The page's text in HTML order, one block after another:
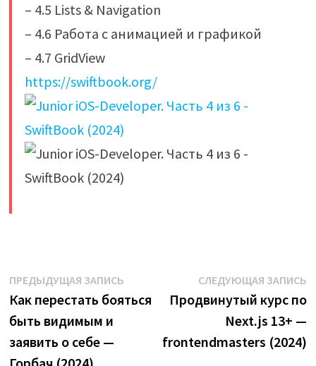
– 4.5 Lists & Navigation
– 4.6 Работа с анимацией и графикой
– 4.7 GridView
https://swiftbook.org/
Навигация
по
записям
ПРЕДЫДУЩАЯ ЗАПИСЬПредыдущая
запись:
Как перестать бояться
быть видимым и
заявить о себе —
СЛЕДУЮЩАЯ ЗАПИСЬ
Продвинутый курс по
Next.js 13+ —
frontendmasters (2024)